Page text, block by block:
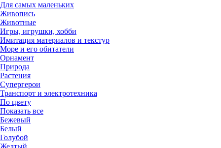
Для самых маленьких
Живопись
Животные
Игры, игрушки, хобби
Имитация материалов и текстур
Море и его обитатели
Орнамент
Природа
Растения
Супергерои
Транспорт и электротехника
По цвету
Показать все
Бежевый
Белый
Голубой
Желтый